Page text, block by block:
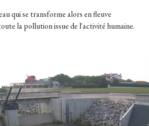
qui se transforme alors en fleuve
la pollution issue de l'activité humaine.